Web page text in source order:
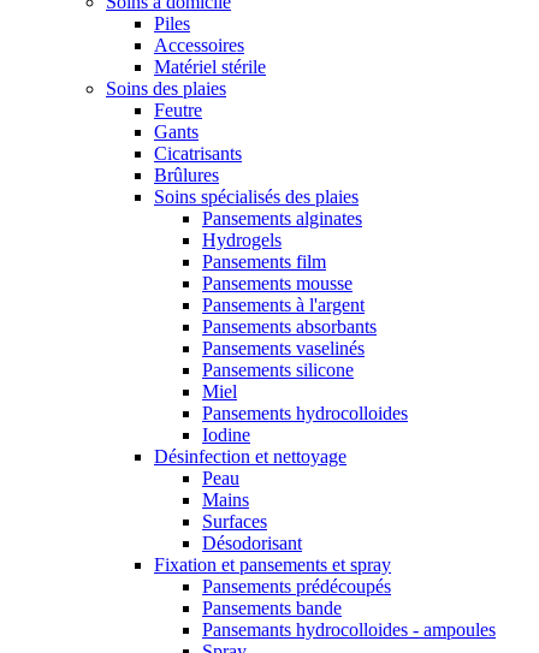
Piles
Accessoires
Matériel stérile
Soins des plaies
Feutre
Gants
Cicatrisants
Brûlures
Soins spécialisés des plaies
Pansements alginates
Hydrogels
Pansements film
Pansements mousse
Pansements à l'argent
Pansements absorbants
Pansements vaselinés
Pansements silicone
Miel
Pansements hydrocolloides
Iodine
Désinfection et nettoyage
Peau
Mains
Surfaces
Désodorisant
Fixation et pansements et spray
Pansements prédécoupés
Pansements bande
Pansemants hydrocolloides - ampoules